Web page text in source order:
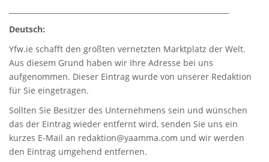
Deutsch:
Yfw.ie schafft den größten vernetzten Marktplatz der Welt.
Aus diesem Grund haben wir Ihre Adresse bei uns
aufgenommen. Dieser Eintrag wurde von unserer Redaktion
für Sie eingetragen.
Sollten Sie Besitzer des Unternehmens sein und wünschen
das der Eintrag wieder entfernt wird, senden Sie uns ein
kurzes E-Mail an redaktion@yaamma.com und wir werden
den Eintrag umgehend entfernen.